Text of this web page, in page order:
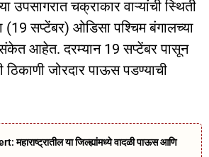
उपसागरात चक्राकार वाऱ्यांची स्थिती
(19 सप्टेंबर) ओडिसा पश्चिम बंगालच्या
आहेत. दरम्यान 19 सप्टेंबर पासून
जोरदार पाऊस पडण्याची
महाराष्ट्रातील या जिल्ह्यांमध्ये वादळी पाऊस आणि